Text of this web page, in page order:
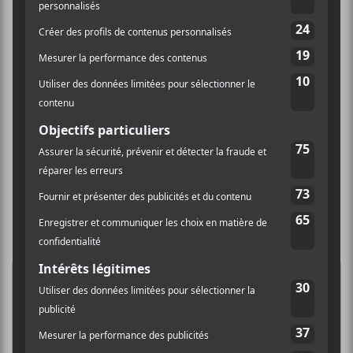
et accrocheuses; l’esthétique vestimentaire; certaines
typographies;Beabadoobeefrappe dans le mille,
puisque tout y est, et à un bon niveau.
On dirait vraiment que le vidéoclip de
tout droit sorti des studios de Disney Music en 2003,
sans être ringard. Il faut se rappeler que tout, tout,
tout, revient à la mode. Je ne pensais toutefois pas que
cette mode serait de retour à peine 15 ans après la fin
de son ère!